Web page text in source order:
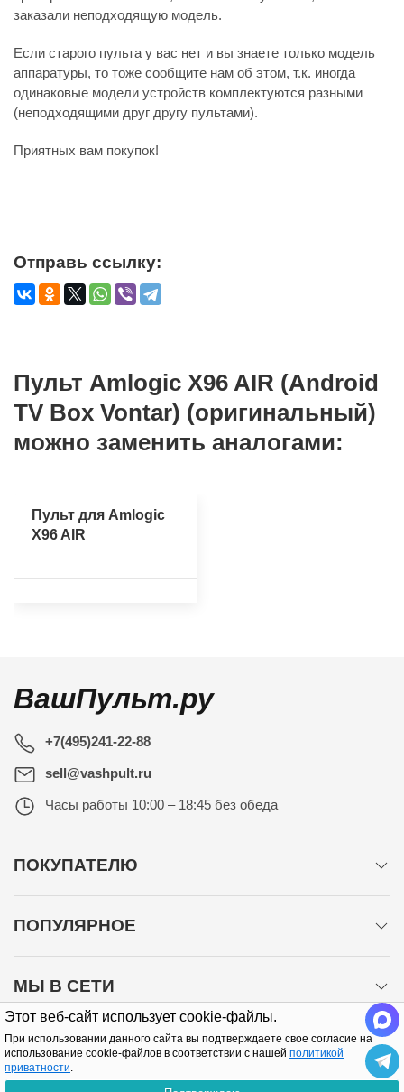
Этот веб-сайт использует cookie-файлы.
При использовании данного сайта вы подтверждаете свое согласие на
использование cookie-файлов в соответствии с нашей политикой
приватности.
заказали неподходящую модель.
Если старого пульта у вас нет и вы знаете только модель
аппаратуры, то тоже сообщите нам об этом, т.к. иногда
одинаковые модели устройств комплектуются разными
(неподходящими друг другу пультами).
Приятных вам покупок!
Отправь ссылку:
Пульт Amlogic X96 AIR (Android
TV Box Vontar) (оригинальный)
можно заменить аналогами:
Пульт для Amlogic
X96 AIR
ВашПульт.ру
+7(495)241-22-88
sell@vashpult.ru
Часы работы 10:00 – 18:45 без обеда
ПОКУПАТЕЛЮ
ПОПУЛЯРНОЕ
МЫ В СЕТИ